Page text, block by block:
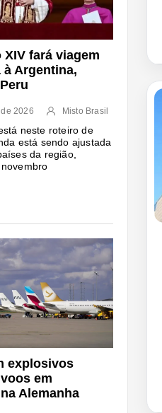
XIV fará viagem
Argentina,
2026 Misto Brasil
neste roteiro de
está sendo ajustada
da região,
explosivos
em
Alemanha